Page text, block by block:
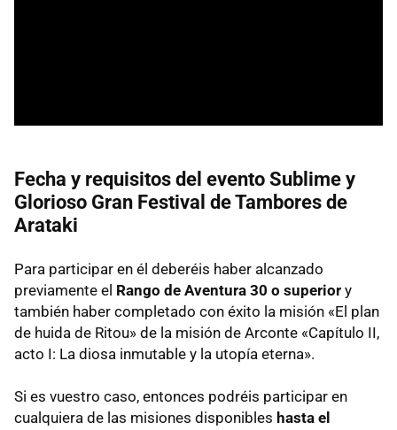
Fecha y requisitos del evento Sublime y
Glorioso Gran Festival de Tambores de
Arataki
Para participar en él deberéis haber alcanzado
previamente el Rango de Aventura 30 o superior y
también haber completado con éxito la misión «El plan
de huida de Ritou» de la misión de Arconte «Capítulo II,
acto I: La diosa inmutable y la utopía eterna».
Si es vuestro caso, entonces podréis participar en
cualquiera de las misiones disponibles hasta el